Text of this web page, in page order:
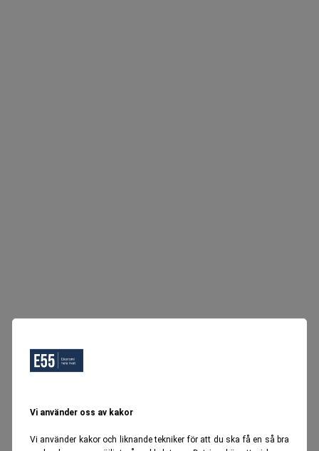
Vi använder oss av kakor
Vi använder kakor och liknande tekniker för att du ska få en så bra